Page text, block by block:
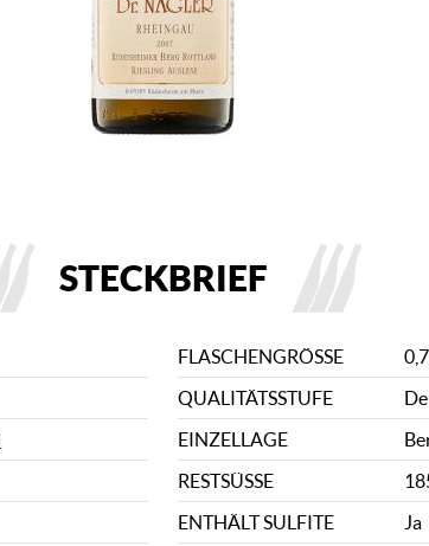
STECKBRIEF
FLASCHENGRÖSSE
QUALITÄTSSTUFE
EINZELLAGE
RESTSÜSSE
ENTHÄLT SULFITE
Ja